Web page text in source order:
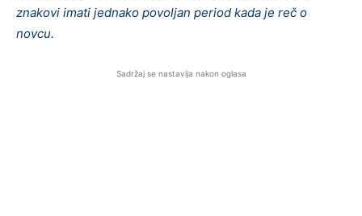
znakovi imati jednako povoljan period kada je reč o
novcu.
Sadržaj se nastavlja nakon oglasa